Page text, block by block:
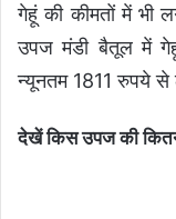
गेहूं की कीमतों में भी
उपज मंडी बैतूल में
न्यूनतम 1811 रुपये
देखें किस उपज की